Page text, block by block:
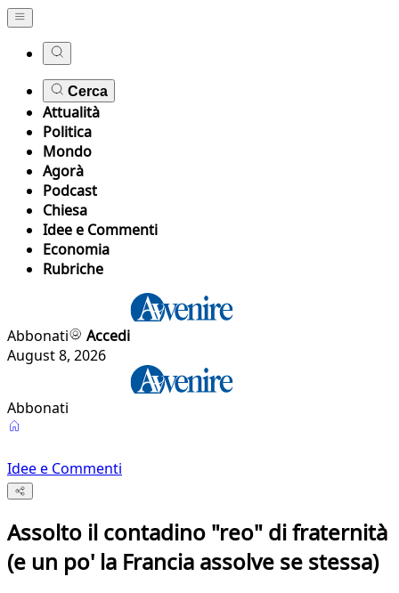
Cerca
Attualità
Politica
Mondo
Agorà
Podcast
Chiesa
Idee e Commenti
Economia
Rubriche
Abbonati
Accedi
August 8, 2026
Abbonati
Idee e Commenti
Assolto il contadino "reo" di fraternità
(e un po' la Francia assolve se stessa)